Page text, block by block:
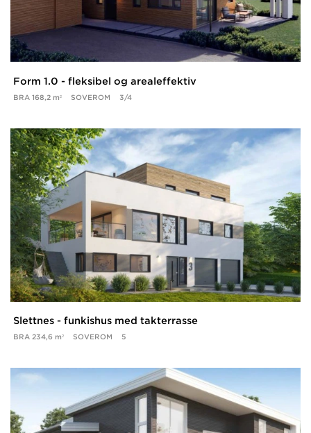
Form 1.0 - fleksibel og arealeffektiv
BRA 168,2 m² SOVEROM 3/4
Slettnes - funkishus med takterrasse
BRA 234,6 m² SOVEROM 5